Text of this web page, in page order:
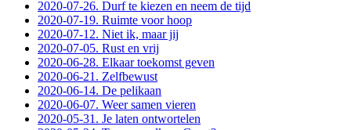
2020-07-26. Durf te kiezen en neem de tijd
2020-07-19. Ruimte voor hoop
2020-07-12. Niet ik, maar jij
2020-07-05. Rust en vrij
2020-06-28. Elkaar toekomst geven
2020-06-21. Zelfbewust
2020-06-14. De pelikaan
2020-06-07. Weer samen vieren
2020-05-31. Je laten ontwortelen